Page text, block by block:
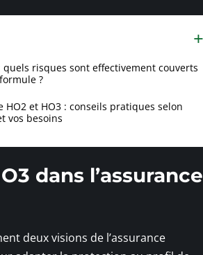
quels risques sont effectivement couverts
?
HO2 et HO3 : conseils pratiques selon
vos besoins
dans l’assurance
deux visions de l’assurance